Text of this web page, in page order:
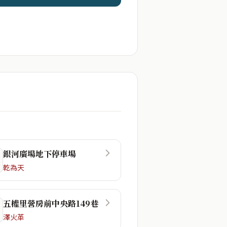
銀河廣場地下停車場
乾為天
五權里營房前中央路149巷
澤火革